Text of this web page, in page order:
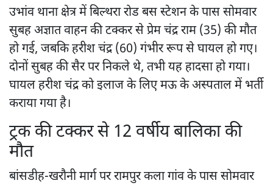
उभांव थाना क्षेत्र में बिल्थरा रोड बस स्टेशन के पास सोमवार
सुबह अज्ञात वाहन की टक्कर से प्रेम चंद्र राम (35) की मौत
हो गई, जबकि हरीश चंद्र (60) गंभीर रूप से घायल हो गए।
दोनों सुबह की सैर पर निकले थे, तभी यह हादसा हो गया।
घायल हरीश चंद्र को इलाज के लिए मऊ के अस्पताल में भर्ती
कराया गया है।
ट्रक की टक्कर से 12 वर्षीय बालिका की
मौत
बांसडीह-खरौनी मार्ग पर रामपुर कला गांव के पास सोमवार